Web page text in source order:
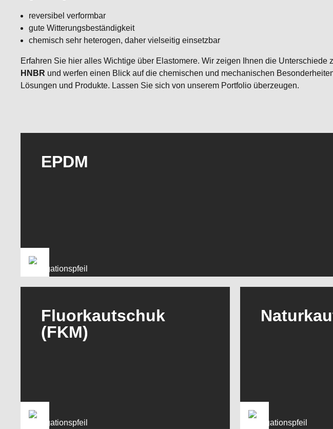
reversibel verformbar
gute Witterungsbeständigkeit
chemisch sehr heterogen, daher vielseitig einsetzbar
Erfahren Sie hier alles Wichtige über Elastomere. Wir zeigen Ihnen die
HNBR und werfen einen Blick auf die chemischen und mechanischen
Lösungen und Produkte. Lassen Sie sich von unserem Portfolio überzeugen.
EPDM
Fluorkautschuk
(FKM)